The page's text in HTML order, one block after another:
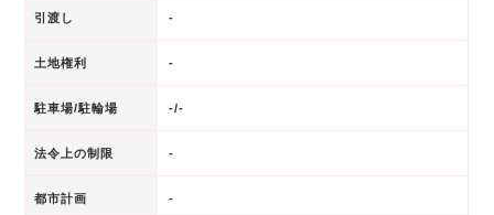
引渡し -
土地権利 -
駐車場/駐輪場 -/-
法令上の制限 -
都市計画 -